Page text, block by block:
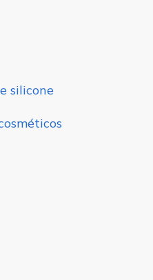
silicone